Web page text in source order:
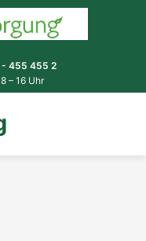
- 455 455 2
– 16 Uhr